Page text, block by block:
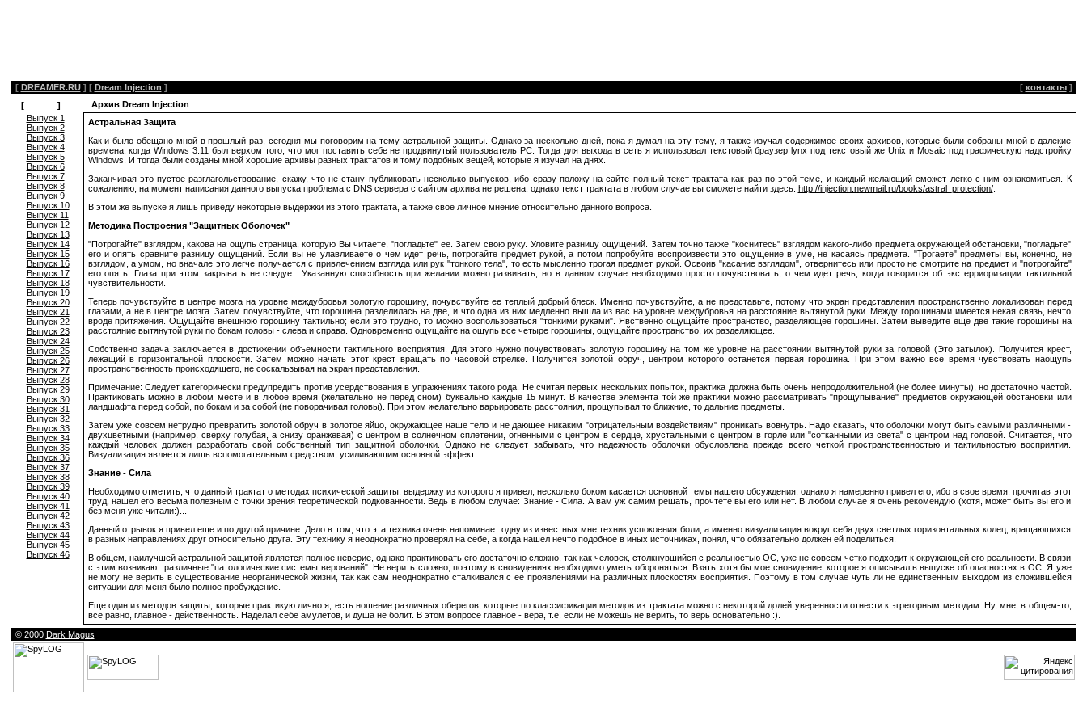
[ DREAMER.RU ] [ Dream Injection ] [ контакты ]
[
]
Выпуск 1
Выпуск 2
Выпуск 3
Выпуск 4
Выпуск 5
Выпуск 6
Выпуск 7
Выпуск 8
Выпуск 9
Выпуск 10
Выпуск 11
Выпуск 12
Выпуск 13
Выпуск 14
Выпуск 15
Выпуск 16
Выпуск 17
Выпуск 18
Выпуск 19
Выпуск 20
Выпуск 21
Выпуск 22
Выпуск 23
Выпуск 24
Выпуск 25
Выпуск 26
Выпуск 27
Выпуск 28
Выпуск 29
Выпуск 30
Выпуск 31
Выпуск 32
Выпуск 33
Выпуск 34
Выпуск 35
Выпуск 36
Выпуск 37
Выпуск 38
Выпуск 39
Выпуск 40
Выпуск 41
Выпуск 42
Выпуск 43
Выпуск 44
Выпуск 45
Выпуск 46
Архив Dream Injection
Астральная Защита
Как и было обещано мной в прошлый раз, сегодня мы поговорим на тему астральной защиты. Однако за несколько дней, пока я думал на эту тему, я также изучал содержимое своих архивов, которые были собраны мной в далекие
времена, когда Windows 3.11 был верхом того, что мог поставить себе не продвинутый пользователь PC. Тогда для выхода в сеть я использовал текстовый браузер lynx под текстовый же Unix и Mosaic под графическую надстройку
Windows. И тогда были созданы мной хорошие архивы разных трактатов и тому подобных вещей, которые я изучал на днях.
Заканчивая это пустое разглагольствование, скажу, что не стану публиковать несколько выпусков, ибо сразу положу на сайте полный текст трактата как раз по этой теме, и каждый желающий сможет легко с ним ознакомиться. К
сожалению, на момент написания данного выпуска проблема с DNS сервера с сайтом архива не решена, однако текст трактата в любом случае вы сможете найти здесь: http://injection.newmail.ru/books/astral_protection/.
В этом же выпуске я лишь приведу некоторые выдержки из этого трактата, а также свое личное мнение относительно данного вопроса.
Методика Построения "Защитных Оболочек"
"Потрогайте" взглядом, какова на ощупь страница, которую Вы читаете, "погладьте" ее. Затем свою руку. Уловите разницу ощущений. Затем точно также "коснитесь" взглядом какого-либо предмета окружающей обстановки, "погладьте"
его и опять сравните разницу ощущений. Если вы не улавливаете о чем идет речь, потрогайте предмет рукой, а потом попробуйте воспроизвести это ощущение в уме, не касаясь предмета. "Трогаете" предметы вы, конечно, не
взглядом, а умом, но вначале это легче получается с привлечением взгляда или рук "тонкого тела", то есть мысленно трогая предмет рукой. Освоив "касание взглядом", отвернитесь или просто не смотрите на предмет и "потрогайте"
его опять. Глаза при этом закрывать не следует. Указанную способность при желании можно развивать, но в данном случае необходимо просто почувствовать, о чем идет речь, когда говорится об экстерриоризации тактильной
чувствительности.
Теперь почувствуйте в центре мозга на уровне междубровья золотую горошину, почувствуйте ее теплый добрый блеск. Именно почувствуйте, а не представьте, потому что экран представления пространственно локализован перед
глазами, а не в центре мозга. Затем почувствуйте, что горошина разделилась на две, и что одна из них медленно вышла из вас на уровне междубровья на расстояние вытянутой руки. Между горошинами имеется некая связь, нечто
вроде притяжения. Ощущайте внешнюю горошину тактильно; если это трудно, то можно воспользоваться "тонкими руками". Явственно ощущайте пространство, разделяющее горошины. Затем выведите еще две такие горошины на
расстояние вытянутой руки по бокам головы - слева и справа. Одновременно ощущайте на ощупь все четыре горошины, ощущайте пространство, их разделяющее.
Собственно задача заключается в достижении объемности тактильного восприятия. Для этого нужно почувствовать золотую горошину на том же уровне на расстоянии вытянутой руки за головой (Это затылок). Получится крест,
лежащий в горизонтальной плоскости. Затем можно начать этот крест вращать по часовой стрелке. Получится золотой обруч, центром которого останется первая горошина. При этом важно все время чувствовать наощупь
пространственность происходящего, не соскальзывая на экран представления.
Примечание: Следует категорически предупредить против усердствования в упражнениях такого рода. Hе считая первых нескольких попыток, практика должна быть очень непродолжительной (не более минуты), но достаточно частой.
Практиковать можно в любом месте и в любое время (желательно не перед сном) буквально каждые 15 минут. В качестве элемента той же практики можно рассматривать "прощупывание" предметов окружающей обстановки или
ландшафта перед собой, по бокам и за собой (не поворачивая головы). При этом желательно варьировать расстояния, прощупывая то ближние, то дальние предметы.
Затем уже совсем нетрудно превратить золотой обруч в золотое яйцо, окружающее наше тело и не дающее никаким "отрицательным воздействиям" проникать вовнутрь. Hадо сказать, что оболочки могут быть самыми различными -
двухцветными (например, сверху голубая, а снизу оранжевая) с центром в солнечном сплетении, огненными с центром в сердце, хрустальными с центром в горле или "сотканными из света" с центром над головой. Считается, что
каждый человек должен разработать свой собственный тип защитной оболочки. Однако не следует забывать, что надежность оболочки обусловлена прежде всего четкой пространственностью и тактильностью восприятия.
Визуализация является лишь вспомогательным средством, усиливающим основной эффект.
Знание - Сила
Необходимо отметить, что данный трактат о методах психической защиты, выдержку из которого я привел, несколько боком касается основной темы нашего обсуждения, однако я намеренно привел его, ибо в свое время, прочитав этот
труд, нашел его весьма полезным с точки зрения теоретической подкованности. Ведь в любом случае: Знание - Сила. А вам уж самим решать, прочтете вы его или нет. В любом случае я очень рекомендую (хотя, может быть вы его и
без меня уже читали:)...
Данный отрывок я привел еще и по другой причине. Дело в том, что эта техника очень напоминает одну из известных мне техник успокоения боли, а именно визуализация вокруг себя двух светлых горизонтальных колец, вращающихся
в разных направлениях друг относительно друга. Эту технику я неоднократно проверял на себе, а когда нашел нечто подобное в иных источниках, понял, что обязательно должен ей поделиться.
В общем, наилучшей астральной защитой является полное неверие, однако практиковать его достаточно сложно, так как человек, столкнувшийся с реальностью ОС, уже не совсем четко подходит к окружающей его реальности. В связи
с этим возникают различные "патологические системы верований". Не верить сложно, поэтому в сновидениях необходимо уметь обороняться. Взять хотя бы мое сновидение, которое я описывал в выпуске об опасностях в ОС. Я уже
не могу не верить в существование неорганической жизни, так как сам неоднократно сталкивался с ее проявлениями на различных плоскостях восприятия. Поэтому в том случае чуть ли не единственным выходом из сложившейся
ситуации для меня было полное пробуждение.
Еще один из методов защиты, которые практикую лично я, есть ношение различных оберегов, которые по классификации методов из трактата можно с некоторой долей уверенности отнести к эгрегорным методам. Ну, мне, в общем-то,
все равно, главное - действенность. Наделал себе амулетов, и душа не болит. В этом вопросе главное - вера, т.е. если не можешь не верить, то верь основательно :).
© 2000 Dark Magus